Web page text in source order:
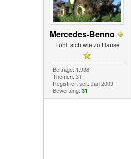
Mercedes-Benno
Fühlt sich wie zu Hause
Beiträge: 1.938
Themen: 31
Registriert seit: Jan 2009
Bewertung: 31